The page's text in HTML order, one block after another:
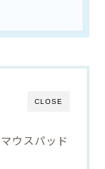
CLOSE
ウスパッド